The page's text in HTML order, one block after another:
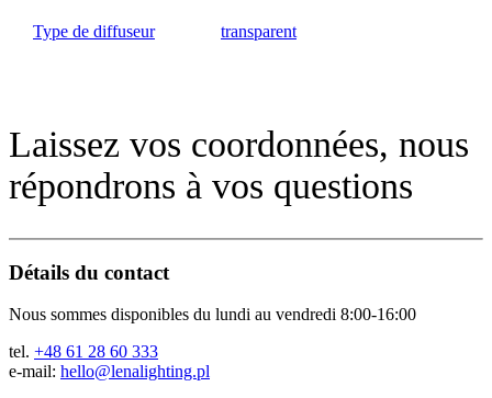
Type de diffuseur transparent
Laissez vos coordonnées, nous
répondrons à vos questions
Détails du contact
Nous sommes disponibles du lundi au vendredi 8:00-16:00
tel. +48 61 28 60 333
e-mail: hello@lenalighting.pl